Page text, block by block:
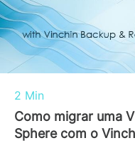
2 Min
Como migrar uma
Sphere com o